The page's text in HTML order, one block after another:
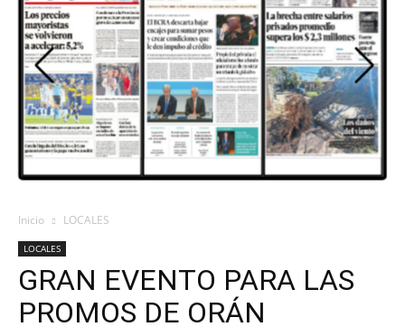
ORAN
107.1
Inicio LOCALES
LOCALES
GRAN EVENTO PARA LAS
PROMOS DE ORÁN